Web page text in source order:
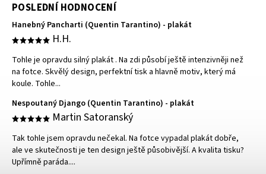
POSLEDNÍ HODNOCENÍ
Hanebný Pancharti (Quentin Tarantino) - plakát
H.H.
Tohle je opravdu silný plakát . Na zdi působí ještě intenzivněji než
na fotce. Skvělý design, perfektní tisk a hlavně motiv, který má
koule. Tohle...
Nespoutaný Django (Quentin Tarantino) - plakát
Martin Satoranský
Tak tohle jsem opravdu nečekal. Na fotce vypadal plakát dobře,
ale ve skutečnosti je ten design ještě působivější. A kvalita tisku?
Upřímně paráda....